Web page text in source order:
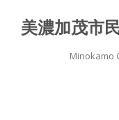
美濃加茂市
Minokamo